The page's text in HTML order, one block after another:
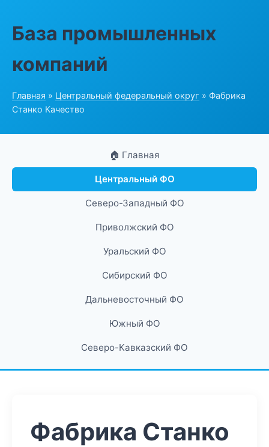
База промышленных
компаний
Главная » Центральный федеральный округ » Фабрика
Станко Качество
🏠 Главная
Центральный ФО
Северо-Западный ФО
Приволжский ФО
Уральский ФО
Сибирский ФО
Дальневосточный ФО
Южный ФО
Северо-Кавказский ФО
Фабрика Станко